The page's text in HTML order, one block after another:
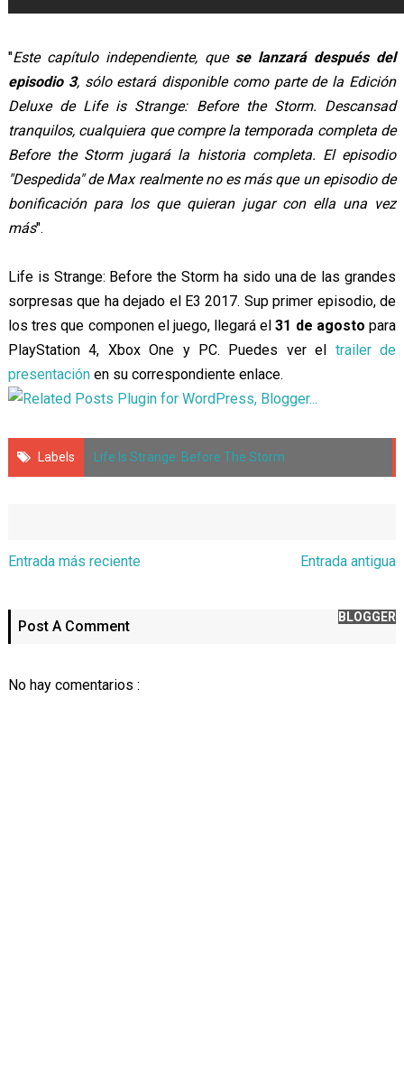
"Este capítulo independiente, que se lanzará después del
episodio 3, sólo estará disponible como parte de la Edición
Deluxe de Life is Strange: Before the Storm. Descansad
tranquilos, cualquiera que compre la temporada completa de
Before the Storm jugará la historia completa. El episodio
"Despedida" de Max realmente no es más que un episodio de
bonificación para los que quieran jugar con ella una vez
más".
Life is Strange: Before the Storm ha sido una de las grandes
sorpresas que ha dejado el E3 2017. Sup primer episodio, de
los tres que componen el juego, llegará el31 de agosto para
PlayStation 4, Xbox One y PC. Puedes ver el trailer de
presentaciónen su correspondiente enlace.
Labels Life Is Strange: Before The Storm
Entrada más reciente Entrada antigua
Post A Comment
BLOGGER
No hay comentarios :